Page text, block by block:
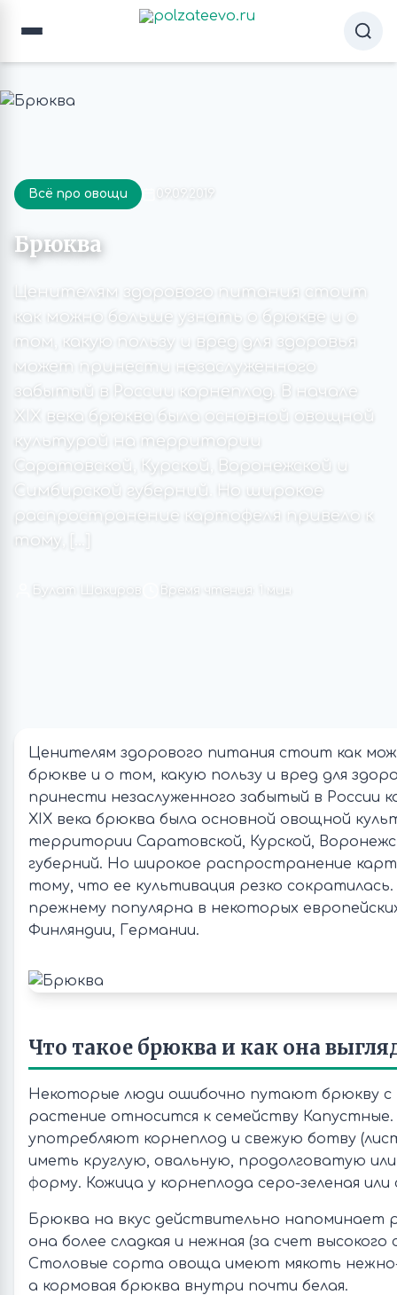
Всё про овощи 09.09.2019
Брюква
Ценителям здорового питания стоит
как можно больше узнать о брюкве и о
том, какую пользу и вред для здоровья
может принести незаслуженного
забытый в России корнеплод. В начале
XIX века брюква была основной овощной
культурой на территории
Саратовской, Курской, Воронежской и
Симбирской губерний. Но широкое
распространение картофеля привело к
тому, […]
Булат Шакиров Время чтения: 1 мин
Ценителям здорового питания стоит как
брюкве и о том, какую пользу и вред для
принести незаслуженного забытый в России
XIX века брюква была основной овощной
территории Саратовской, Курской,
губерний. Но широкое распространение
тому, что ее культивация резко
прежнему популярна в некоторых
Финляндии, Германии.
Что такое брюква и как она
Некоторые люди ошибочно путают брюкву с
растение относится к семейству
употребляют корнеплод и свежую ботву
иметь круглую, овальную, продолговатую
форму. Кожица у корнеплода серо-зеленая
Брюква на вкус действительно напоминает
она более сладкая и нежная (за счет высокого
Столовые сорта овоща имеют мякоть
а кормовая брюква внутри почти белая.